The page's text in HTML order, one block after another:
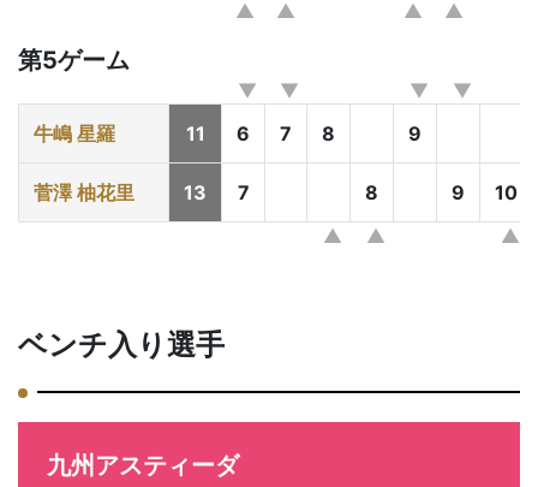
第5ゲーム
牛嶋 星羅 11 6 7 8 9
菅澤 柚花里 13 7 8 9 10
ベンチ入り選手
九州アスティーダ